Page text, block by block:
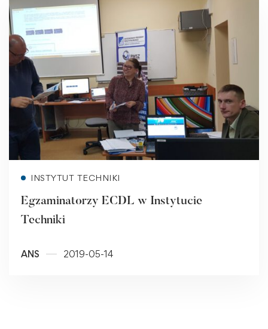
INSTYTUT TECHNIKI
Egzaminatorzy ECDL w Instytucie
Techniki
ANS 2019-05-14